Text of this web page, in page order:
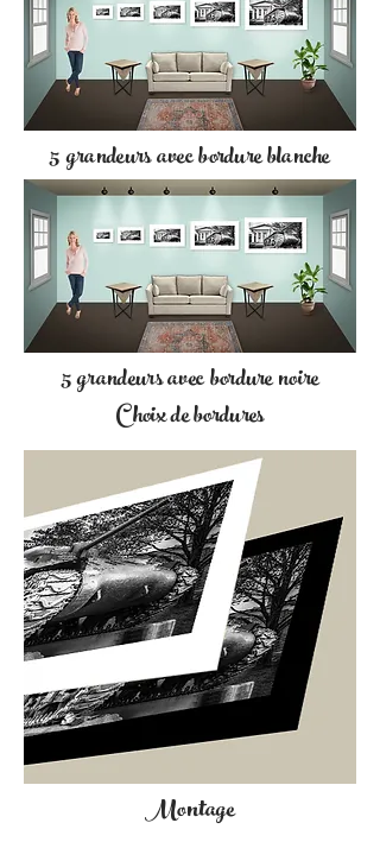
5 grandeurs avec bordure blanche
5 grandeurs avec bordure noire
Choix de bordures
Montage